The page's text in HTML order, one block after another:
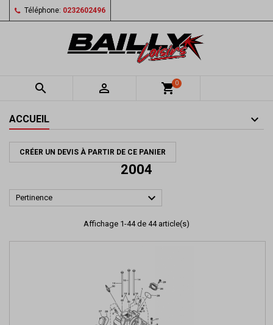
Téléphone: 0232602496
  shopping_cart0
ACCUEIL
CRÉER UN DEVIS À PARTIR DE CE PANIER
2004
Pertinence 
Affichage 1-44 de 44 article(s)